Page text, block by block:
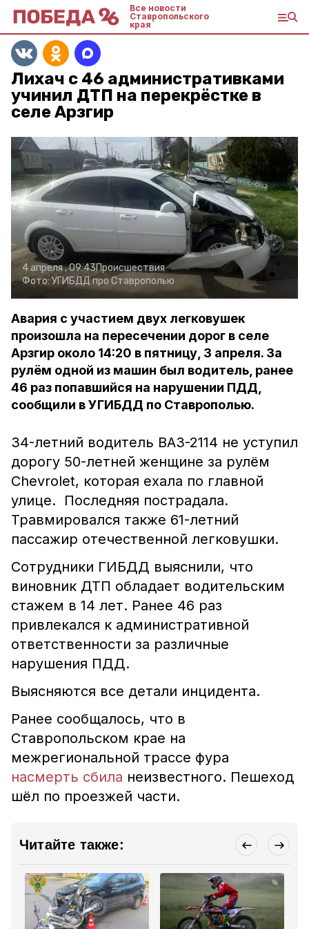
Все новости
Ставропольского
края
Лихач с 46 административками
учинил ДТП на перекрёстке в
селе Арзгир
4 апреля , 09:43Происшествия
Фото:УГИБДД про Ставрополью
Авария с участием двух легковушек
произошла на пересечении дорог в селе
Арзгир около 14:20 в пятницу, 3 апреля. За
рулём одной из машин был водитель, ранее
46 раз попавшийся на нарушении ПДД,
сообщили в УГИБДД по Ставрополью.
34-летний водитель ВАЗ-2114 не уступил
дорогу 50-летней женщине за рулём
Chevrolet, которая ехала по главной
улице. Последняя пострадала.
Травмировался также 61-летний
пассажир отечественной легковушки.
Сотрудники ГИБДД выяснили, что
виновник ДТП обладает водительским
стажем в 14 лет. Ранее 46 раз
привлекался к административной
ответственности за различные
нарушения ПДД.
Выясняются все детали инцидента.
Ранее сообщалось, что в
Ставропольском крае на
межрегиональной трассе фура
насмерть сбила неизвестного. Пешеход
шёл по проезжей части.
Читайте также: